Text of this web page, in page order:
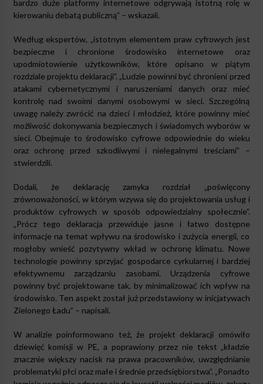
bardzo duże platformy internetowe odgrywają istotną rolę w
kierowaniu debatą publiczną” – wskazali.
Według ekspertów, „istotnym elementem praw cyfrowych jest
bezpieczne i chronione środowisko internetowe oraz
upodmiotowienie użytkowników, które opisano w piątym
rozdziale projektu deklaracji”. „Ludzie powinni być chronieni przed
atakami cybernetycznymi i naruszeniami danych oraz mieć
kontrolę nad swoimi danymi osobowymi w sieci. Szczególną
uwagę należy zwrócić na dzieci i młodzież, które powinny mieć
możliwość dokonywania bezpiecznych i świadomych wyborów w
sieci. Obejmuje to środowisko cyfrowe odpowiednie do wieku
oraz ochronę przed szkodliwymi i nielegalnymi treściami” –
stwierdzili.
Dodali, że deklarację zamyka rozdział „poświęcony
zrównoważoności, w którym wzywa się do projektowania usług i
produktów cyfrowych w sposób odpowiedzialny społecznie”.
„Prócz tego deklaracja przewiduje jasne i łatwo dostępne
informacje na temat wpływu na środowisko i zużycia energii, co
mogłoby wnieść pozytywny wkład w ochronę klimatu. Nowe
technologie powinny sprzyjać gospodarce cyrkularnej i bardziej
efektywnemu zarządzaniu zasobami. Urządzenia cyfrowe
powinny być projektowane tak, by minimalizować ich wpływ na
środowisko. Ten aspekt został już przedstawiony w inicjatywach
Zielonego Ładu” – napisali.
W analizie poinformowano też, że projekt deklaracji omówiło
dziewięć komisji w PE, a poprawiony przez nie tekst „kładzie
znacznie większy nacisk na prawa pracowników, uwzględnianie
problematyki płci oraz małe i średnie przedsiębiorstwa”. „Ponadto